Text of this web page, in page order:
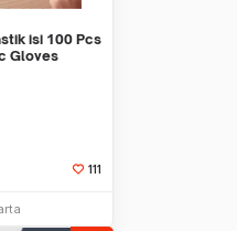
isi 100 Pcs
Gloves
111